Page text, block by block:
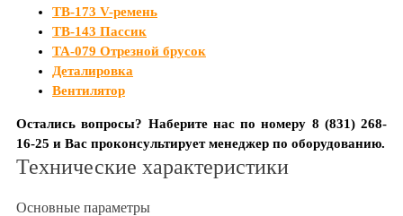
TB-173 V-ремень
ТВ-143 Пассик
ТА-079 Отрезной брусок
Деталировка
Вентилятор
Остались вопросы? Наберите нас по номеру 8 (831) 268-
16-25 и Вас проконсультирует менеджер по оборудованию.
Технические характеристики
Основные параметры